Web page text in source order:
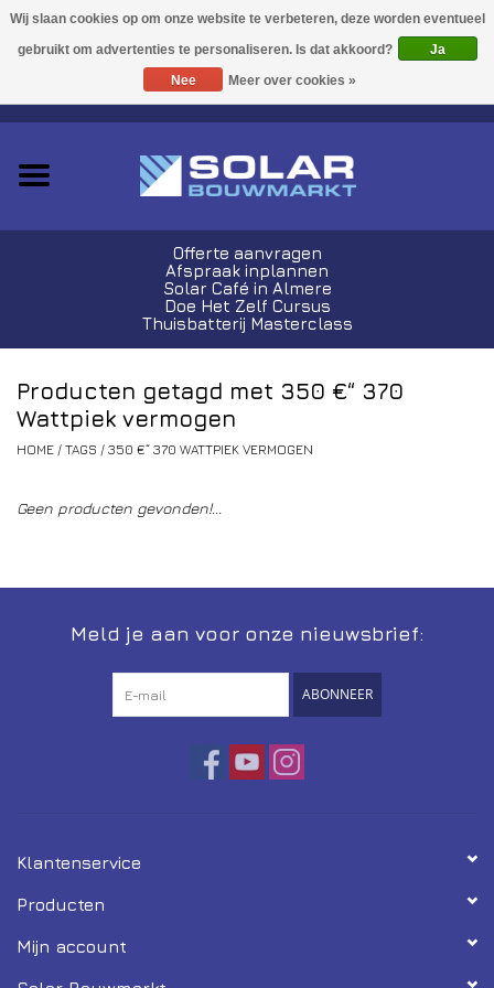
0 Artikelen - €0,00
Acties!
Kabels en Stekkers
Laadpalen
Gereedschap
Offerte aanvragen
Afspraak inplannen
Solar Café in Almere
Doe Het Zelf Cursus
Thuisbatterij Masterclass
Producten getagd met 350 €“ 370
Wattpiek vermogen
HOME / TAGS / 350 €“ 370 WATTPIEK VERMOGEN
Geen producten gevonden!...
Meld je aan voor onze nieuwsbrief:
ABONNEER
Klantenservice
Producten
Mijn account
Ja
Nee
Meer over cookies »